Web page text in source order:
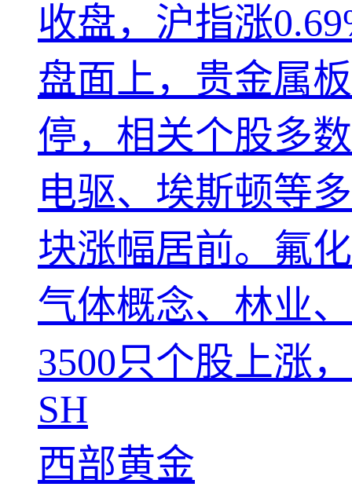
收盘，沪指涨
盘面上，贵金属
停，相关个股多
电驱、埃斯顿等
块涨幅居前。氟
气体概念、林业
3500只个股上涨
SH
西部黄金